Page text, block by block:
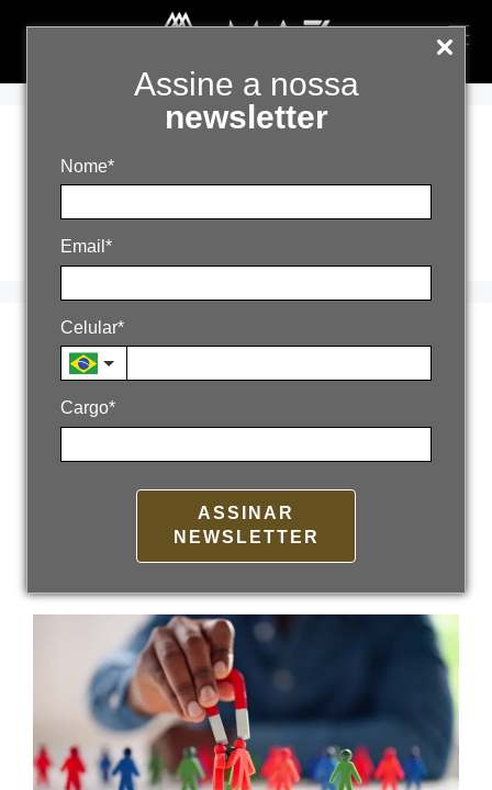
Assine a nossa
newsletter
Nome*
Email*
Celular*
Cargo*
ASSINAR
NEWSLETTER
marketingmédic
o
Você está matando
seus leads sem
perceber. Veja como
evitar isso!
21 de fevereiro de 2025 Por